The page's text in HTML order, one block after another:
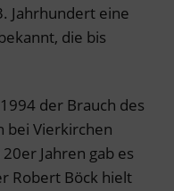
Jahrhundert eine
die bis
der Brauch des
bei Vierkirchen
Jahren gab es
Robert Böck hielt